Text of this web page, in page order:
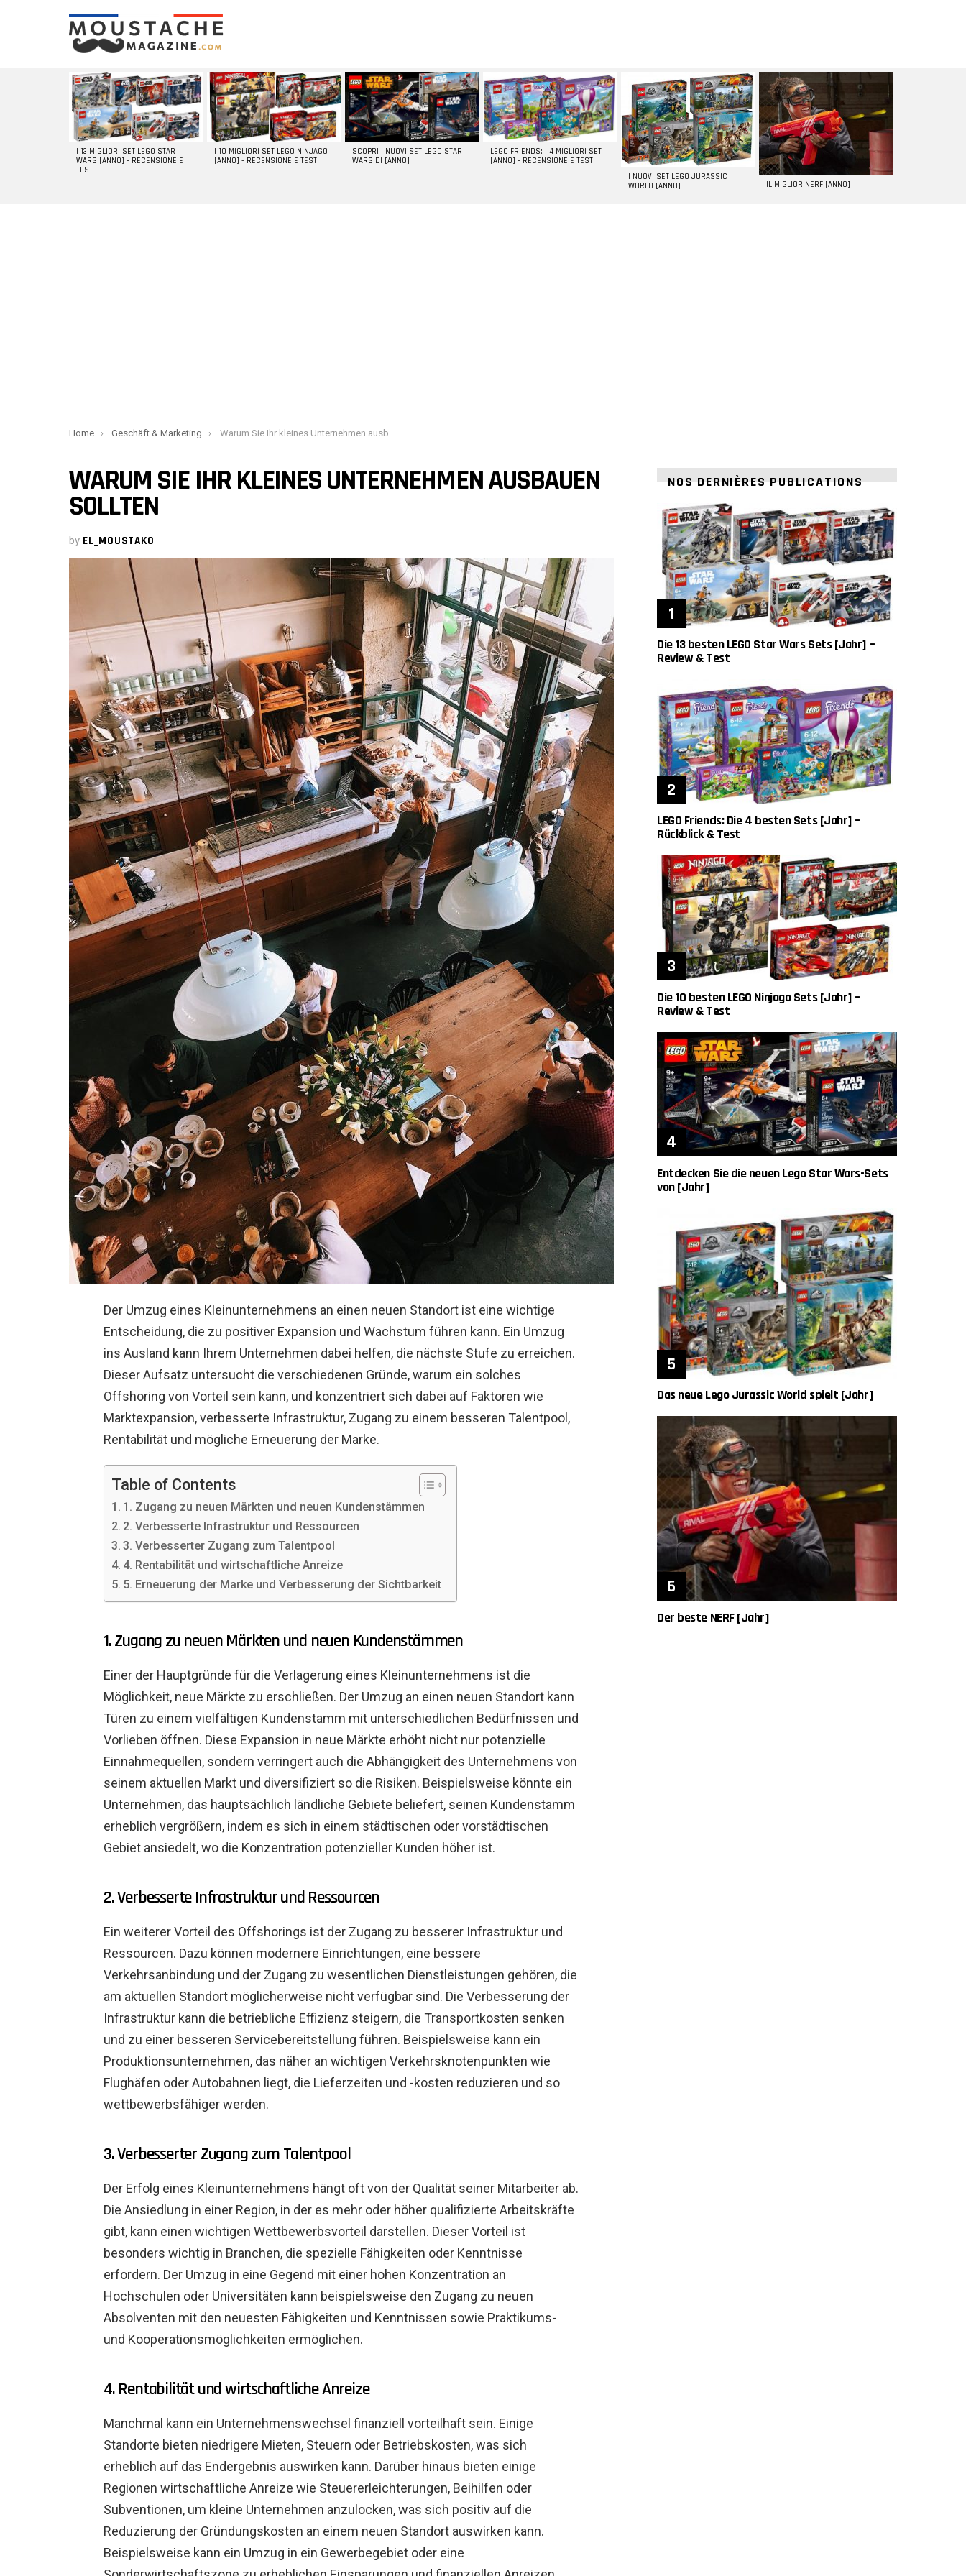
LATEST
STORIES
I 13 MIGLIORI SET LEGO STAR
WARS [ANNO] – RECENSIONE E
TEST
I 10 MIGLIORI SET LEGO NINJAGO
[ANNO] – RECENSIONE E TEST
SCOPRI I NUOVI SET LEGO STAR
WARS DI [ANNO]
LEGO FRIENDS: I 4 MIGLIORI SET
[ANNO] – RECENSIONE E TEST
I NUOVI SET LEGO JURASSIC
WORLD [ANNO]
IL MIGLIOR NERF [ANNO]
You are here:
Home Geschäft & Marketing Warum Sie Ihr kleines Unternehmen ausbauen sollten
WARUM SIE IHR KLEINES UNTERNEHMEN AUSBAUEN
SOLLTEN
by EL_MOUSTAKO
Der Umzug eines Kleinunternehmens an einen neuen Standort ist eine wichtige
Entscheidung, die zu positiver Expansion und Wachstum führen kann. Ein Umzug
ins Ausland kann Ihrem Unternehmen dabei helfen, die nächste Stufe zu erreichen.
Dieser Aufsatz untersucht die verschiedenen Gründe, warum ein solches
Offshoring von Vorteil sein kann, und konzentriert sich dabei auf Faktoren wie
Marktexpansion, verbesserte Infrastruktur, Zugang zu einem besseren Talentpool,
Rentabilität und mögliche Erneuerung der Marke.
Table of Contents
1. Zugang zu neuen Märkten und neuen Kundenstämmen
2. Verbesserte Infrastruktur und Ressourcen
3. Verbesserter Zugang zum Talentpool
4. Rentabilität und wirtschaftliche Anreize
5. Erneuerung der Marke und Verbesserung der Sichtbarkeit
1. Zugang zu neuen Märkten und neuen Kundenstämmen
Einer der Hauptgründe für die Verlagerung eines Kleinunternehmens ist die
Möglichkeit, neue Märkte zu erschließen. Der Umzug an einen neuen Standort kann
Türen zu einem vielfältigen Kundenstamm mit unterschiedlichen Bedürfnissen und
Vorlieben öffnen. Diese Expansion in neue Märkte erhöht nicht nur potenzielle
Einnahmequellen, sondern verringert auch die Abhängigkeit des Unternehmens von
seinem aktuellen Markt und diversifiziert so die Risiken. Beispielsweise könnte ein
Unternehmen, das hauptsächlich ländliche Gebiete beliefert, seinen Kundenstamm
erheblich vergrößern, indem es sich in einem städtischen oder vorstädtischen
Gebiet ansiedelt, wo die Konzentration potenzieller Kunden höher ist.
2. Verbesserte Infrastruktur und Ressourcen
Ein weiterer Vorteil des Offshorings ist der Zugang zu besserer Infrastruktur und
Ressourcen. Dazu können modernere Einrichtungen, eine bessere
Verkehrsanbindung und der Zugang zu wesentlichen Dienstleistungen gehören, die
am aktuellen Standort möglicherweise nicht verfügbar sind. Die Verbesserung der
Infrastruktur kann die betriebliche Effizienz steigern, die Transportkosten senken
und zu einer besseren Servicebereitstellung führen. Beispielsweise kann ein
Produktionsunternehmen, das näher an wichtigen Verkehrsknotenpunkten wie
Flughäfen oder Autobahnen liegt, die Lieferzeiten und -kosten reduzieren und so
wettbewerbsfähiger werden.
3. Verbesserter Zugang zum Talentpool
Der Erfolg eines Kleinunternehmens hängt oft von der Qualität seiner Mitarbeiter ab.
Die Ansiedlung in einer Region, in der es mehr oder höher qualifizierte Arbeitskräfte
gibt, kann einen wichtigen Wettbewerbsvorteil darstellen. Dieser Vorteil ist
besonders wichtig in Branchen, die spezielle Fähigkeiten oder Kenntnisse
erfordern. Der Umzug in eine Gegend mit einer hohen Konzentration an
Hochschulen oder Universitäten kann beispielsweise den Zugang zu neuen
Absolventen mit den neuesten Fähigkeiten und Kenntnissen sowie Praktikums-
und Kooperationsmöglichkeiten ermöglichen.
4. Rentabilität und wirtschaftliche Anreize
Manchmal kann ein Unternehmenswechsel finanziell vorteilhaft sein. Einige
Standorte bieten niedrigere Mieten, Steuern oder Betriebskosten, was sich
erheblich auf das Endergebnis auswirken kann. Darüber hinaus bieten einige
Regionen wirtschaftliche Anreize wie Steuererleichterungen, Beihilfen oder
Subventionen, um kleine Unternehmen anzulocken, was sich positiv auf die
Reduzierung der Gründungskosten an einem neuen Standort auswirken kann.
Beispielsweise kann ein Umzug in ein Gewerbegebiet oder eine
NOS DERNIÈRES PUBLICATIONS
Die 13 besten LEGO Star Wars Sets [Jahr] –
Review & Test
LEGO Friends: Die 4 besten Sets [Jahr] –
Rückblick & Test
Die 10 besten LEGO Ninjago Sets [Jahr] –
Review & Test
Entdecken Sie die neuen Lego Star Wars-Sets
von [Jahr]
Das neue Lego Jurassic World spielt [Jahr]
Der beste NERF [Jahr]